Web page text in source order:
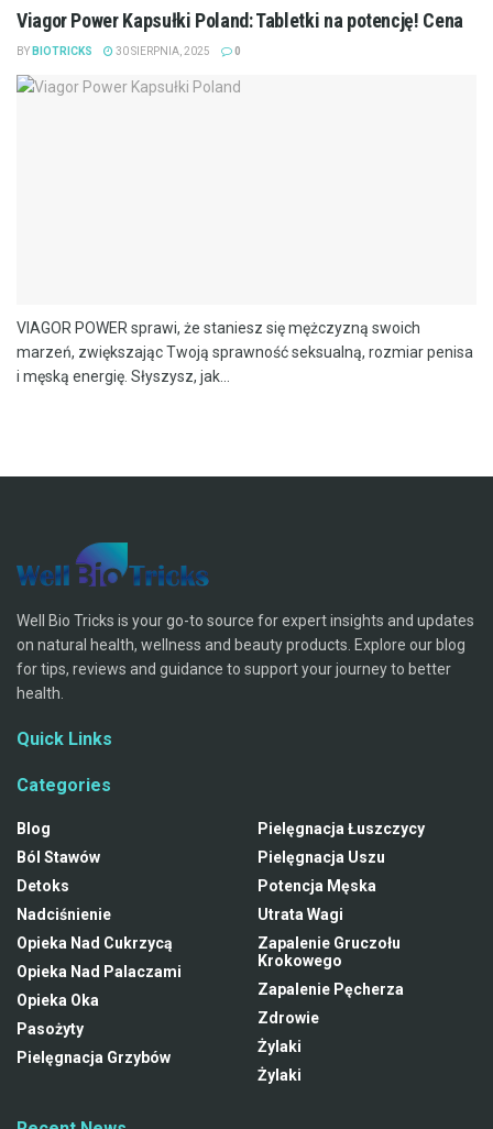
Viagor Power Kapsułki Poland: Tabletki na potencję! Cena
BY BIOTRICKS 30 SIERPNIA, 2025 0
VIAGOR POWER sprawi, że staniesz się mężczyzną swoich
marzeń, zwiększając Twoją sprawność seksualną, rozmiar penisa
i męską energię. Słyszysz, jak...
Well Bio Tricks is your go-to source for expert insights and updates
on natural health, wellness and beauty products. Explore our blog
for tips, reviews and guidance to support your journey to better
health.
Quick Links
Categories
Blog
Ból Stawów
Detoks
Nadciśnienie
Opieka Nad Cukrzycą
Opieka Nad Palaczami
Opieka Oka
Pasożyty
Pielęgnacja Grzybów
Pielęgnacja Łuszczycy
Pielęgnacja Uszu
Potencja Męska
Utrata Wagi
Zapalenie Gruczołu
Krokowego
Zapalenie Pęcherza
Zdrowie
Żylaki
Żylaki